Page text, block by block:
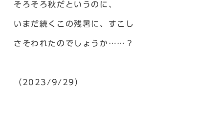
そろそろ秋だというのに、
いまだ続くこの残暑に、すこし
さそわれたのでしょうか……？
（2023/9/29）